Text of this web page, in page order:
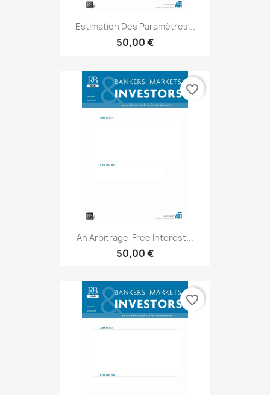
Estimation Des Paramètres...
50,00 €
An Arbitrage-Free Interest...
50,00 €
favorite_border
favorite_border